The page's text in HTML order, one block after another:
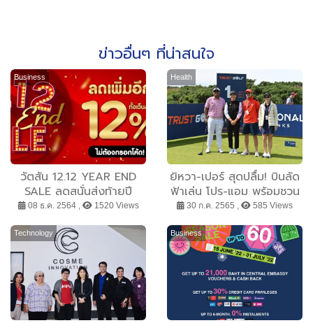
ข่าวอื่นๆ ที่น่าสนใจ
Business
วัตสัน 12.12 YEAR END
SALE ลดสนั่นส่งท้ายปี
สูงสุด 77%
08 ธ.ค. 2564 , 1520 Views
Health
ยิหวา-เปอร์ สุดปลื้ม! บินลัด
ฟ้าเล่น โปร-แอม พร้อมชวน
แฟนๆ ส่งแรงเชียร์โปรไทย
ใน ทรัสต์กอล์ฟ วีเมนส์
สก็อตติช โอเพ่น 2022 วันที่
28-31 กรกฎาคมนี้
30 ก.ค. 2565 , 585 Views
Technology Business